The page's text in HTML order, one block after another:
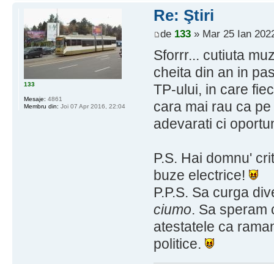
Re: Ştiri
de 133» Mar 25 Ian
Sforrr... cutiuta
cheita din an in
TP-ului, in care
cara mai rau ca
adevarati ci
P.S. Hai domnu'
buze electrice!
P.P.S. Sa curga
ciumo. Sa speram
atestatele ca
politice.
133
Mesaje: 4861
Membru din: Joi 07 Apr 2016, 22:04